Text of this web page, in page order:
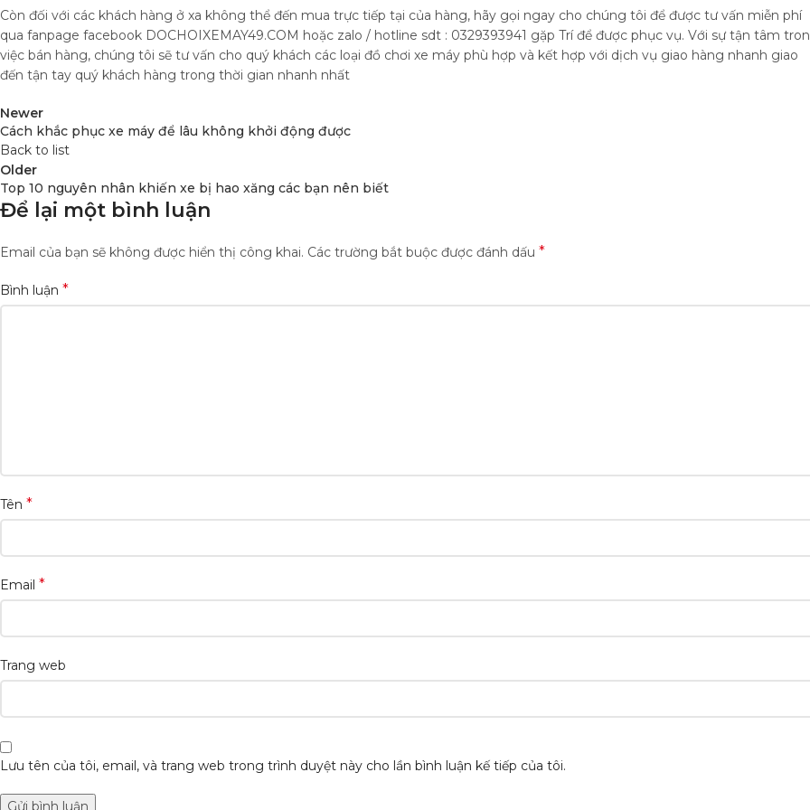
Còn đối với các khách hàng ở xa không thể đến mua trực tiếp tại của hàng, hãy gọi ngay cho chúng tôi để được tư vấn miễn phí
qua fanpage facebook DOCHOIXEMAY49.COM hoặc zalo / hotline sdt : 0329393941 gặp Trí để được phục vụ. Với sự tận tâm
việc bán hàng, chúng tôi sẽ tư vấn cho quý khách các loại đồ chơi xe máy phù hợp và kết hợp với dịch vụ giao hàng nhanh giao
đến tận tay quý khách hàng trong thời gian nhanh nhất
Newer
Cách khắc phục xe máy để lâu không khởi động được
Back to list
Older
Top 10 nguyên nhân khiến xe bị hao xăng các bạn nên biết
Để lại một bình luận
Email của bạn sẽ không được hiển thị công khai. Các trường bắt buộc được đánh dấu *
Bình luận *
Tên *
Email *
Trang web
Lưu tên của tôi, email, và trang web trong trình duyệt này cho lần bình luận kế tiếp của tôi.